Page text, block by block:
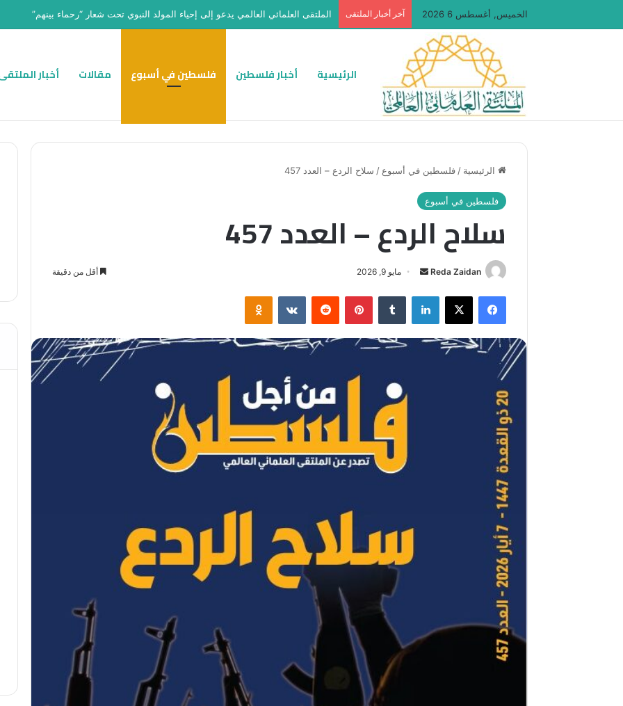
الخميس, أغسطس 6 2026 آخر أخبار الملتقى الملتقى العلمائي العالمي يدعو إلى إحياء المولد النبوي تحت شعار “رحماء بينهم”
الرئيسية أخبار فلسطين فلسطين في أسبوع مقالات أخبار
الرئيسية / فلسطين في أسبوع / سلاح الردع – العدد 457
فلسطين في أسبوع
سلاح الردع – العدد 457
Reda Zaidan
أرسل
إلكترونيا
مايو 9, 2026 أقل من دقيقة
فيسبوك ‫X لينكدإن بينتيريست Odnoklassniki